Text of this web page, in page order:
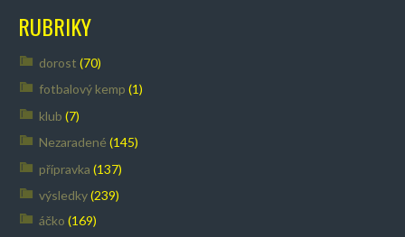
RUBRIKY
dorost (70)
fotbalový kemp (1)
klub (7)
Nezaradené (145)
přípravka (137)
výsledky(239)
áčko (169)